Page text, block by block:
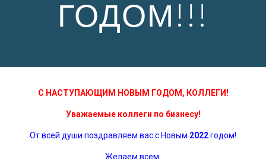
ГОДОМ!!!
С НАСТУПАЮЩИМ НОВЫМ ГОДОМ, КОЛЛЕГИ!
Уважаемые коллеги по бизнесу!
От всей души поздравляем вас с Новым 2022годом!
Желаем всем: